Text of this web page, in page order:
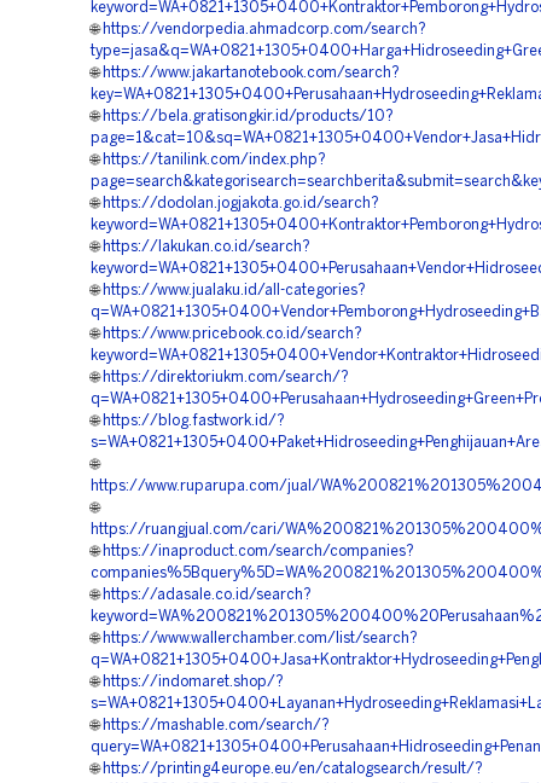
🌐 https://vendorpedia.ahmadcorp.com/search?
🌐 https://www.jakartanotebook.com/search?
🌐 https://bela.gratisongkir.id/products/10?
🌐 https://tanilink.com/index.php?
🌐 https://dodolan.jogjakota.go.id/search?
🌐 https://lakukan.co.id/search?
🌐 https://www.jualaku.id/all-categories?
🌐 https://www.pricebook.co.id/search?
🌐 https://direktoriukm.com/search/?
🌐 https://blog.fastwork.id/?
🌐
https://www.ruparupa.com/jual/
🌐
https://ruangjual.com/cari/
🌐 https://inaproduct.com/search/companies?
🌐 https://adasale.co.id/search?
🌐 https://www.wallerchamber.com/list/search?
🌐 https://indomaret.shop/?
🌐 https://mashable.com/search/?
🌐 https://printing4europe.eu/en/catalogsearch/result/?